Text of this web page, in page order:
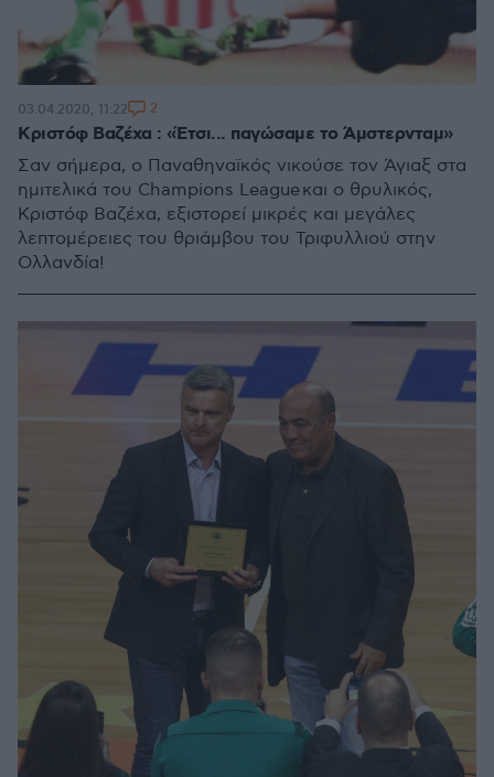
Κριστόφ Bαζέχα : «Έτσι... παγώσαμε το Άμστερνταμ»
Σαν σήμερα, ο Παναθηναϊκός νικούσε τον Άγιαξ στα
ημιτελικά του Champions League και ο θρυλικός,
Κριστόφ Βαζέχα, εξιστορεί μικρές και μεγάλες
λεπτομέρειες του θριάμβου του Τριφυλλιού στην
Ολλανδία!
03.04.2020, 11:22 2